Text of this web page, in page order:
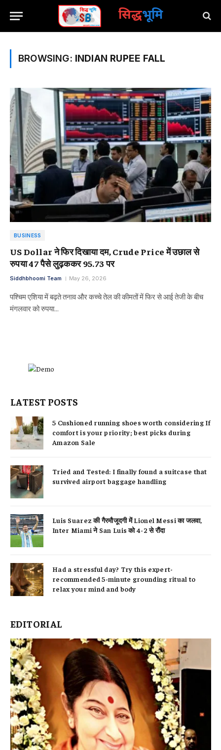
सिद्धभूमि
BROWSING: INDIAN RUPEE FALL
BUSINESS
US Dollar ने फिर दिखाया दम, Crude Price में उछाल से
रुपया 47 पैसे लुढ़ककर 95.73 पर
Siddhbhoomi Team May 26, 2026
पश्चिम एशिया में बढ़ते तनाव और कच्चे तेल की कीमतों में फिर से आई तेजी के बीच
मंगलवार को रुपया…
LATEST POSTS
5 Cushioned running shoes worth considering If
comfort is your priority; best picks during
Amazon Sale
Tried and Tested: I finally found a suitcase that
survived airport baggage handling
Luis Suarez की गैरमौजूदगी में Lionel Messi का जलवा,
Inter Miami ने San Luis को 4-2 से रौंदा
Had a stressful day? Try this expert-
recommended 5-minute grounding ritual to
relax your mind and body
EDITORIAL